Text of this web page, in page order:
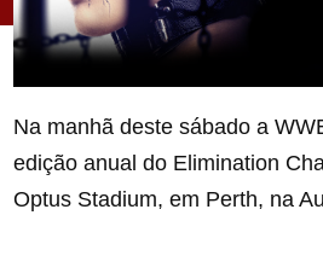
Na manhã deste sábado a
edição anual do Elimination
Optus Stadium, em Perth, na